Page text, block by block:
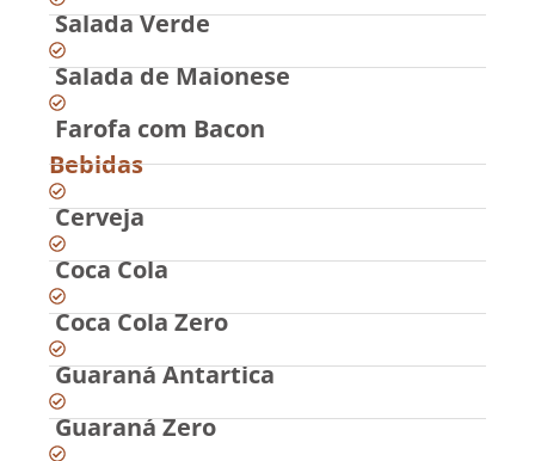
Salada Verde
Salada de Maionese
Farofa com Bacon
Bebidas
Cerveja
Coca Cola
Coca Cola Zero
Guaraná Antartica
Guaraná Zero